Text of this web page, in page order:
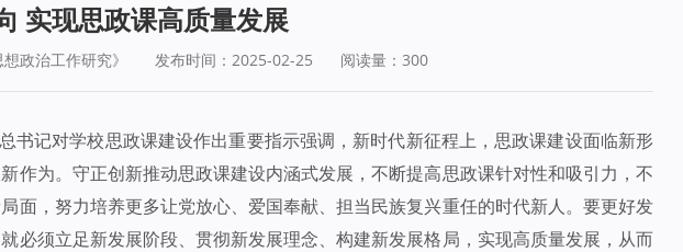
实现思政课高质量发展
政治工作研究》 发布时间：2025-02-25 阅读量： 300
书记对学校思政课建设作出重要指示强调，新时代新征程上，思政课建设面临新形
作为。守正创新推动思政课建设内涵式发展，不断提高思政课针对性和吸引力，不
面，努力培养更多让党放心、爱国奉献、担当民族复兴重任的时代新人。要更好发
必须立足新发展阶段、贯彻新发展理念、构建新发展格局，实现高质量发展，从而